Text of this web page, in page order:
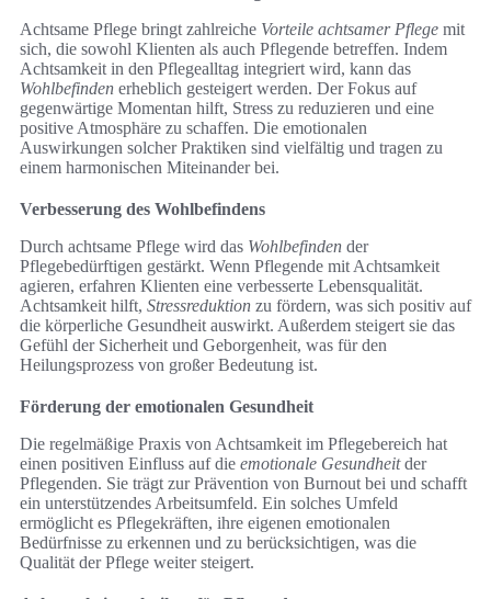
Achtsame Pflege bringt zahlreiche Vorteile achtsamer Pflege mit
sich, die sowohl Klienten als auch Pflegende betreffen. Indem
Achtsamkeit in den Pflegealltag integriert wird, kann das
Wohlbefinden erheblich gesteigert werden. Der Fokus auf
gegenwärtige Momentan hilft, Stress zu reduzieren und eine
positive Atmosphäre zu schaffen. Die emotionalen
Auswirkungen solcher Praktiken sind vielfältig und tragen zu
einem harmonischen Miteinander bei.
Verbesserung des Wohlbefindens
Durch achtsame Pflege wird das Wohlbefinden der
Pflegebedürftigen gestärkt. Wenn Pflegende mit Achtsamkeit
agieren, erfahren Klienten eine verbesserte Lebensqualität.
Achtsamkeit hilft, Stressreduktion zu fördern, was sich positiv auf
die körperliche Gesundheit auswirkt. Außerdem steigert sie das
Gefühl der Sicherheit und Geborgenheit, was für den
Heilungsprozess von großer Bedeutung ist.
Förderung der emotionalen Gesundheit
Die regelmäßige Praxis von Achtsamkeit im Pflegebereich hat
einen positiven Einfluss auf die emotionale Gesundheitder
Pflegenden. Sie trägt zur Prävention von Burnout bei und schafft
ein unterstützendes Arbeitsumfeld. Ein solches Umfeld
ermöglicht es Pflegekräften, ihre eigenen emotionalen
Bedürfnisse zu erkennen und zu berücksichtigen, was die
Qualität der Pflege weiter steigert.